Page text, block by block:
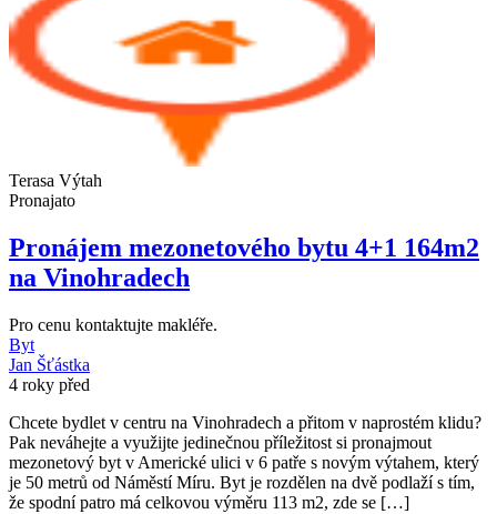
Terasa Výtah
Pronajato
Pronájem mezonetového bytu 4+1 164m2
na Vinohradech
Pro cenu kontaktujte makléře.
Byt
Jan Šťástka
4 roky před
Chcete bydlet v centru na Vinohradech a přitom v naprostém klidu?
Pak neváhejte a využijte jedinečnou příležitost si pronajmout
mezonetový byt v Americké ulici v 6 patře s novým výtahem, který
je 50 metrů od Náměstí Míru. Byt je rozdělen na dvě podlaží s tím,
že spodní patro má celkovou výměru 113 m2, zde se […]